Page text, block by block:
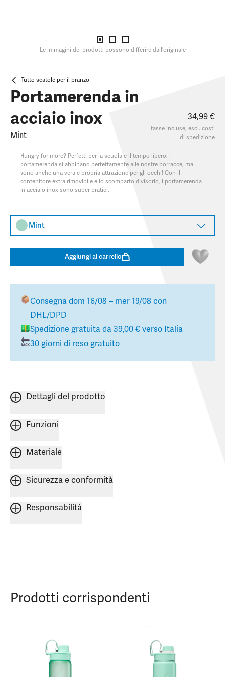
Le immagini dei prodotti possono differire dall'originale
Tutto scatole per il pranzo
Portamerenda in
acciaio inox
Mint
34,99 €
tasse incluse, escl. costi
di spedizione
Hungry for more? Perfetti per la scuola e il tempo libero: i
portamerenda si abbinano perfettamente alle nostre borracce, ma
sono anche una vera e propria attrazione per gli occhi! Con il
contenitore extra rimovibile e lo scomparto divisorio, i portamerenda
in acciaio inox sono super pratici.
Mint
Aggiungi al carrello
Consegna dom 16/08 – mer 19/08 con
DHL/DPD
Spedizione gratuita da 39,00 € verso Italia
30 giorni di reso gratuito
Dettagli del prodotto
Funzioni
Materiale
Sicurezza e conformità
Responsabilità
Prodotti corrispondenti